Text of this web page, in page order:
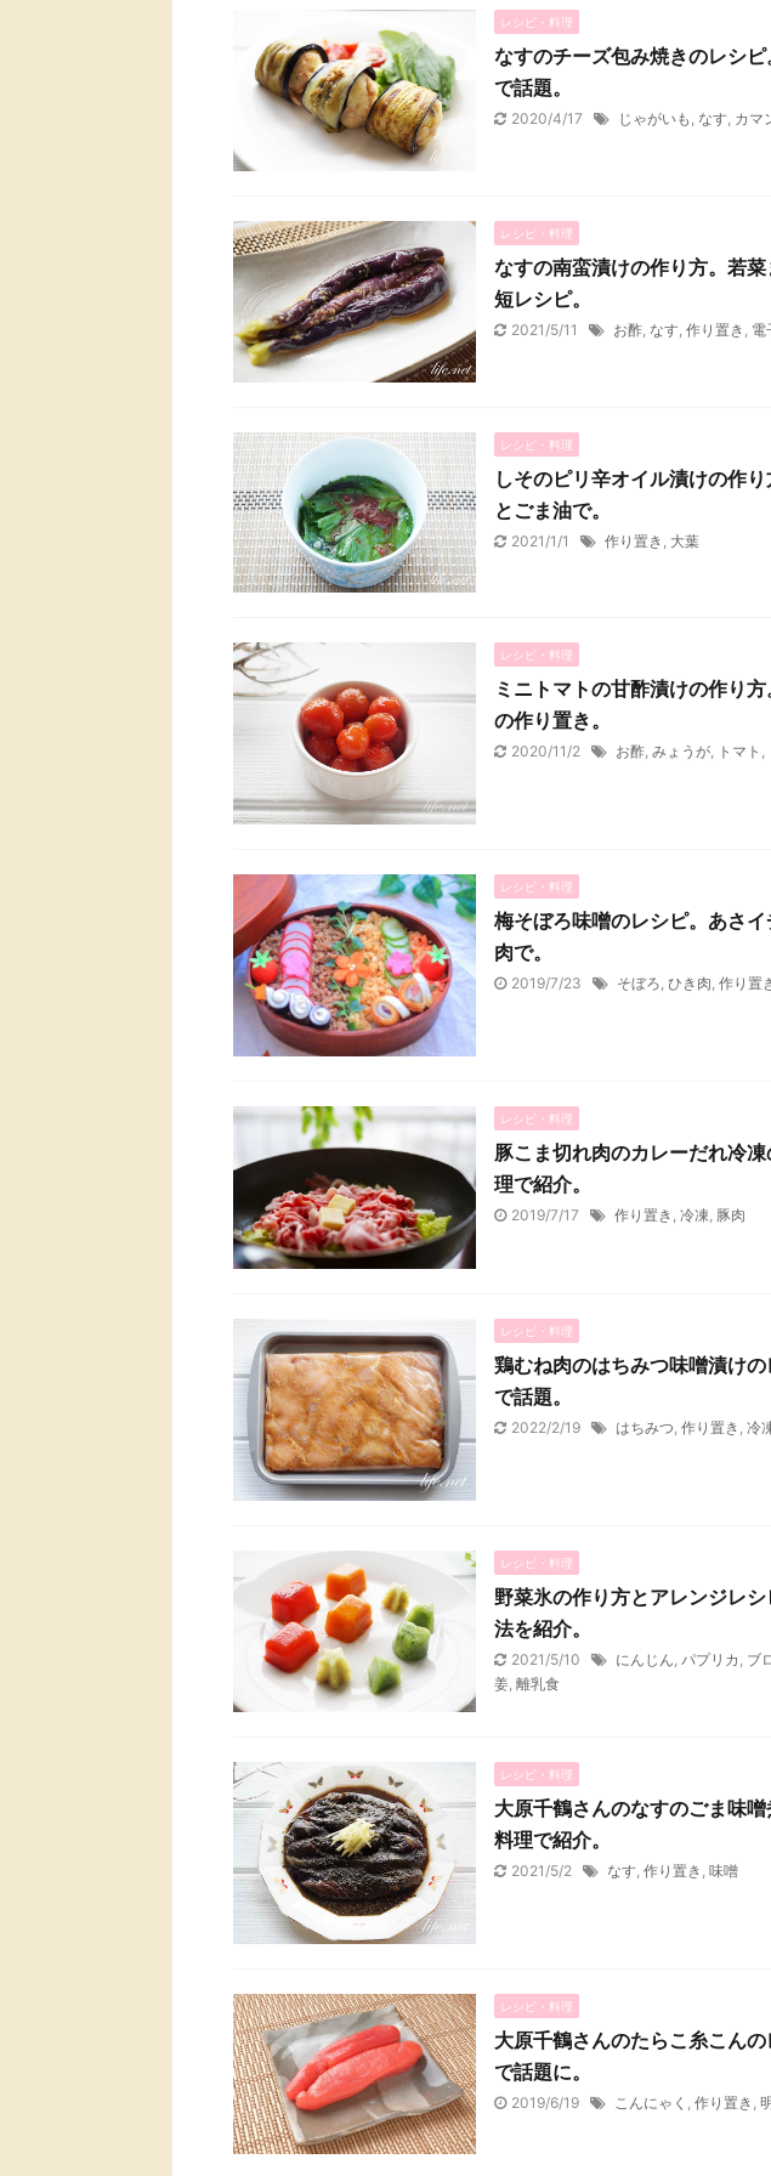
レシピ・料理
なすのチーズ包み焼きのレシ
で話題。
2020/4/17 じゃがいも , なす, カマ
レシピ・料理
なすの南蛮漬けの作り方。若
短レシピ。
2021/5/11 お酢 なす 作り置き 電
レシピ・料理
しそのピリ辛オイル漬けの作
とごま油で。
2021/1/1 作り置き 大葉
レシピ・料理
ミニトマトの甘酢漬けの作り
の作り置き。
2020/11/2 お酢, みょうが, トマト ,
レシピ・料理
梅そぼろ味噌のレシピ。あさ
肉で。
2019/7/23 そぼろ, ひき肉, 作り置
レシピ・料理
豚こま切れ肉のカレーだれ冷
理で紹介。
2019/7/17 作り置き , 冷凍, 豚肉
レシピ・料理
鶏むね肉のはちみつ味噌漬け
で話題。
2022/2/19 はちみつ 作り置き 冷
レシピ・料理
野菜氷の作り方とアレンジレ
法を紹介。
2021/5/10 にんじん パプリカ ブ
姜 離乳食
レシピ・料理
大原千鶴さんのなすのごま味
料理で紹介。
2021/5/2 なす 作り置き 味噌
レシピ・料理
大原千鶴さんのたらこ糸こん
で話題に。
2019/6/19 こんにゃく 作り置き